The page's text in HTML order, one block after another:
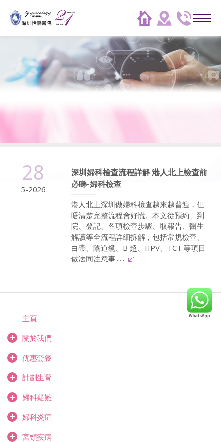
28
5-2026
深圳婦科檢查流程詳解 港人北上檢查前
必睇-婦科檢查
港人北上深圳做婦科檢查越來越普遍，但
唔清楚完整流程會好慌。本文從預約、到
院、登記、各項檢查步驟、取報告、醫生
解讀等全流程詳細拆解，包括常規檢查、
白帶、陰道鏡、B 超、HPV、TCT 等項目
做法同注意事......
主頁
關於我們
优惠套餐
計劃生育
婦科疑難
婦科炎症
宮頸疾病